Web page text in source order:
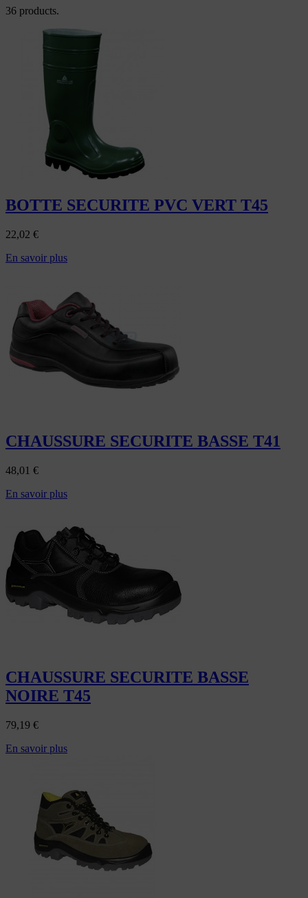
36 products.
BOTTE SECURITE PVC VERT T45
22,02 €
En savoir plus
CHAUSSURE SECURITE BASSE T41
48,01 €
En savoir plus
CHAUSSURE SECURITE BASSE
NOIRE T45
79,19 €
En savoir plus